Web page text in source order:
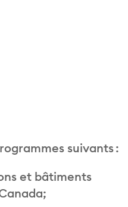
suivants :
et bâtiments